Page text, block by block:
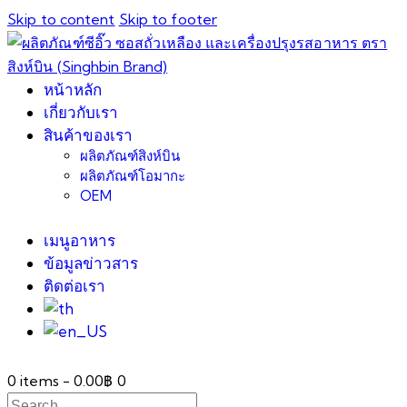
Skip to content Skip to footer
หน้าหลัก
เกี่ยวกับเรา
สินค้าของเรา
ผลิตภัณฑ์สิงห์บิน
ผลิตภัณฑ์โอมากะ
OEM
เมนูอาหาร
ข้อมูลข่าวสาร
ติดต่อเรา
0 items -0.00฿ 0